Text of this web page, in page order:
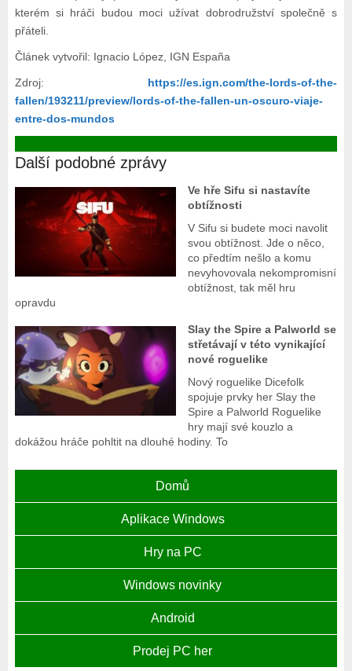
kterém si hráči budou moci užívat dobrodružství společně s
přáteli.
Článek vytvořil: Ignacio López, IGN España
Zdroj: https://es.ign.com/the-lords-of-the-
fallen/193211/preview/lords-of-the-fallen-un-oscuro-viaje-
entre-dos-mundos
Další podobné zprávy
Ve hře Sifu si nastavíte
obtížnosti
V Sifu si budete moci navolit
svou obtížnost. Jde o něco,
co předtím nešlo a komu
nevyhovovala nekompromisní
obtížnost, tak měl hru
opravdu
Slay the Spire a Palworld se
střetávají v této vynikající
nové roguelike
Nový roguelike Dicefolk
spojuje prvky her Slay the
Spire a Palworld Roguelike
hry mají své kouzlo a
dokážou hráče pohltit na dlouhé hodiny. To
Domů
Aplikace Windows
Hry na PC
Windows novinky
Android
Prodej PC her